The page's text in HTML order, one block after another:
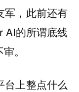
军，此前还有
AI的所谓底线
。
台上整点什么